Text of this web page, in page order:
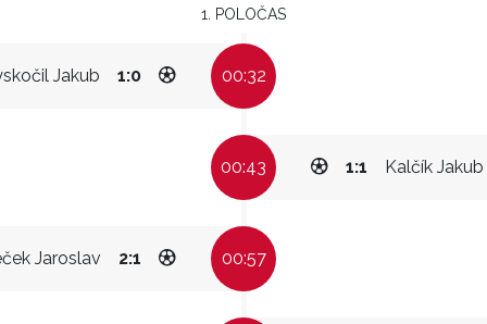
1. POLOČAS
Jakub 1:0 00:32
00:43 Kalčík Jakub
1:1
Jaroslav 2:1 00:57